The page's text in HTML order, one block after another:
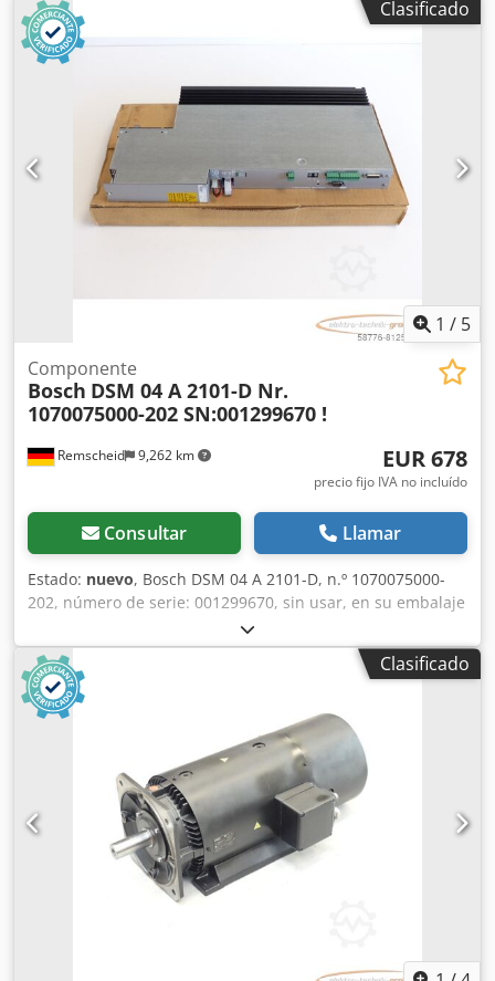
de humedad máxima. *Sonda * Limpieza automática con
tabletas
Clasificado
1 / 5
Remscheid 9,262 km
Componente
Bosch DSM 04 A 2101-D Nr.
1070075000-202 SN:001299670 !
EUR 678
precio fijo IVA no incluído
Consultar Llamar
Estado: nuevo, Bosch DSM 04 A 2101-D, n.º 1070075000-
202, número de serie: 001299670, sin usar, en su embalaje
original abierto, 100 % funcional. El alcance del suministro
se corresponde con las fotos. Dcedpfx Aei D T Uiobrek
Clasificado